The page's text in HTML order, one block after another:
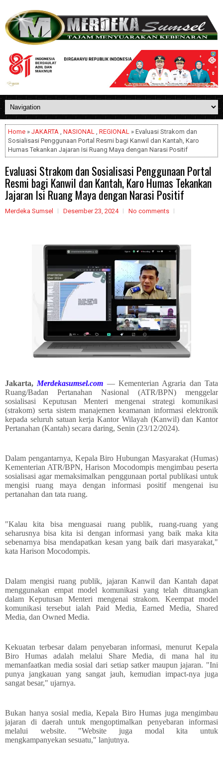
Home » JAKARTA , NASIONAL , REGIONAL » Evaluasi Strakom dan
Sosialisasi Penggunaan Portal Resmi bagi Kanwil dan Kantah, Karo
Humas Tekankan Jajaran Isi Ruang Maya dengan Narasi Positif
Evaluasi Strakom dan Sosialisasi Penggunaan Portal
Resmi bagi Kanwil dan Kantah, Karo Humas Tekankan
Jajaran Isi Ruang Maya dengan Narasi Positif
Merdeka Sumsel Desember 23, 2024 No comments
Jakarta, Merdekasumsel.com — Kementerian Agraria dan Tata
Ruang/Badan Pertanahan Nasional (ATR/BPN) menggelar
sosialisasi Keputusan Menteri mengenai strategi komunikasi
(strakom) serta sistem manajemen keamanan informasi elektronik
kepada seluruh satuan kerja Kantor Wilayah (Kanwil) dan Kantor
Pertanahan (Kantah) secara daring, Senin (23/12/2024).
Dalam pengantarnya, Kepala Biro Hubungan Masyarakat (Humas)
Kementerian ATR/BPN, Harison Mocodompis mengimbau peserta
sosialisasi agar memaksimalkan penggunaan portal publikasi untuk
mengisi ruang maya dengan informasi positif mengenai isu
pertanahan dan tata ruang.
"Kalau kita bisa menguasai ruang publik, ruang-ruang yang
seharusnya bisa kita isi dengan informasi yang baik maka kita
sebenarnya bisa mendapatkan kesan yang baik dari masyarakat,"
kata Harison Mocodompis.
Dalam mengisi ruang publik, jajaran Kanwil dan Kantah dapat
menggunakan empat model komunikasi yang telah dituangkan
dalam Keputusan Menteri mengenai strakom. Keempat model
komunikasi tersebut ialah Paid Media, Earned Media, Shared
Media, dan Owned Media.
Kekuatan terbesar dalam penyebaran informasi, menurut Kepala
Biro Humas adalah melalui Share Media, di mana hal itu
memanfaatkan media sosial dari setiap satker maupun jajaran. "Ini
punya jangkauan yang sangat jauh, kemudian impact-nya juga
sangat besar," ujarnya.
Bukan hanya sosial media, Kepala Biro Humas juga mengimbau
jajaran di daerah untuk mengoptimalkan penyebaran informasi
melalui website. "Website juga modal kita untuk
mengkampanyekan sesuatu," lanjutnya.